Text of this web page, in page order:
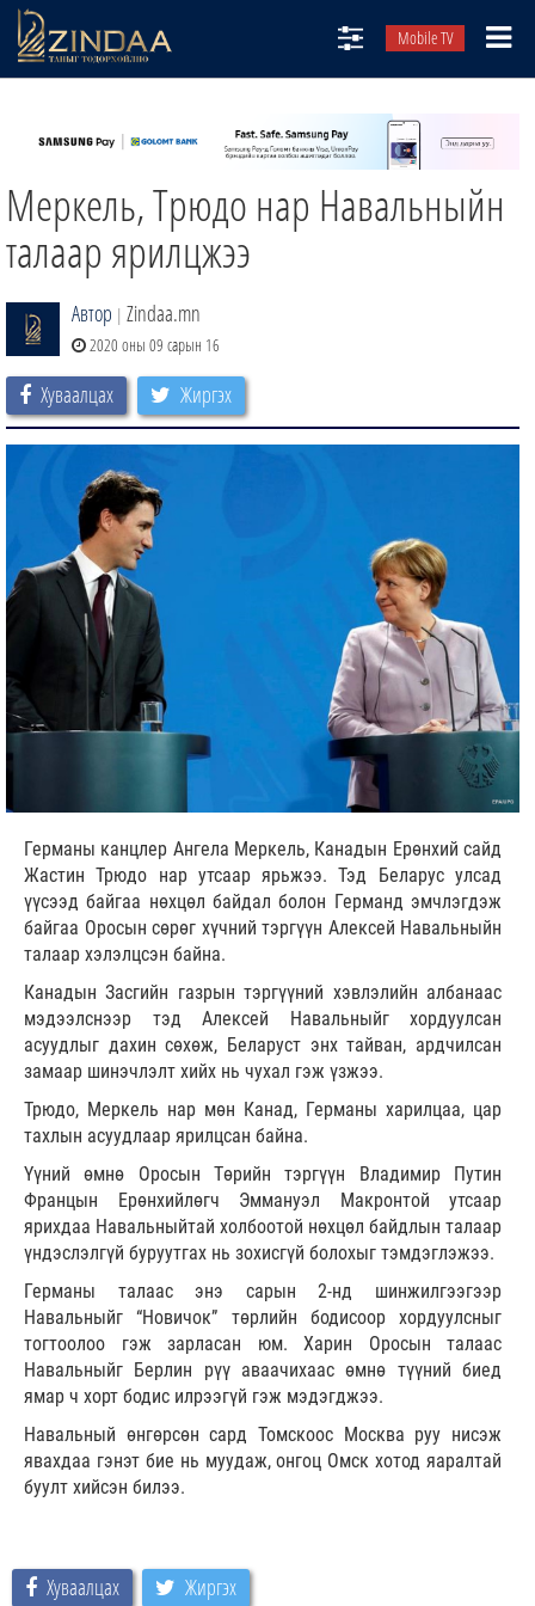
Mobile TV
ТВ8
ӨГЛӨӨНИЙ СОНИН
АУДИО ЗОХИОЛ
ЗИНДАА СЭТГҮҮЛ
Меркель, Трюдо нар Навальныйн
талаар ярилцжээ
Автор | Zindaa.mn
2020 оны 09 сарын 16
Хуваалцах Жиргэх
Германы канцлер Ангела Меркель, Канадын Ерөнхий сайд
Жастин Трюдо нар утсаар ярьжээ. Тэд Беларус улсад
үүсээд байгаа нөхцөл байдал болон Германд эмчлэгдэж
байгаа Оросын сөрөг хүчний тэргүүн Алексей Навальныйн
талаар хэлэлцсэн байна.
Канадын Засгийн газрын тэргүүний хэвлэлийн албанаас
мэдээлснээр тэд Алексей Навальныйг хордуулсан
асуудлыг дахин сөхөж, Беларуст энх тайван, ардчилсан
замаар шинэчлэлт хийх нь чухал гэж үзжээ.
Трюдо, Меркель нар мөн Канад, Германы харилцаа, цар
тахлын асуудлаар ярилцсан байна.
Үүний өмнө Оросын Төрийн тэргүүн Владимир Путин
Францын Ерөнхийлөгч Эммануэл Макронтой утсаар
ярихдаа Навальныйтай холбоотой нөхцөл байдлын талаар
үндэслэлгүй буруутгах нь зохисгүй болохыг тэмдэглэжээ.
Германы талаас энэ сарын 2-нд шинжилгээгээр
Навальныйг “Новичок” төрлийн бодисоор хордуулсныг
тогтоолоо гэж зарласан юм. Харин Оросын талаас
Навальныйг Берлин рүү аваачихаас өмнө түүний биед
ямар ч хорт бодис илрээгүй гэж мэдэгджээ.
Навальный өнгөрсөн сард Томскоос Москва руу нисэж
явахдаа гэнэт бие нь муудаж, онгоц Омск хотод яаралтай
буулт хийсэн билээ.
Хуваалцах Жиргэх